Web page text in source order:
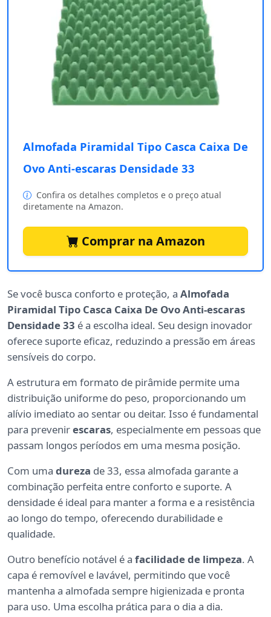
Almofada Piramidal Tipo Casca Caixa De
Ovo Anti-escaras Densidade 33
Confira os detalhes completos e o preço atual
diretamente na Amazon.
Comprar na Amazon
Se você busca conforto e proteção, a Almofada
Piramidal Tipo Casca Caixa De Ovo Anti-escaras
Densidade 33 é a escolha ideal. Seu design inovador
oferece suporte eficaz, reduzindo a pressão em áreas
sensíveis do corpo.
A estrutura em formato de pirâmide permite uma
distribuição uniforme do peso, proporcionando um
alívio imediato ao sentar ou deitar. Isso é fundamental
para prevenirescaras, especialmente em pessoas que
passam longos períodos em uma mesma posição.
Com uma dureza de 33, essa almofada garante a
combinação perfeita entre conforto e suporte. A
densidade é ideal para manter a forma e a resistência
ao longo do tempo, oferecendo durabilidade e
qualidade.
Outro benefício notável é a facilidade de limpeza. A
capa é removível e lavável, permitindo que você
mantenha a almofada sempre higienizada e pronta
para uso. Uma escolha prática para o dia a dia.